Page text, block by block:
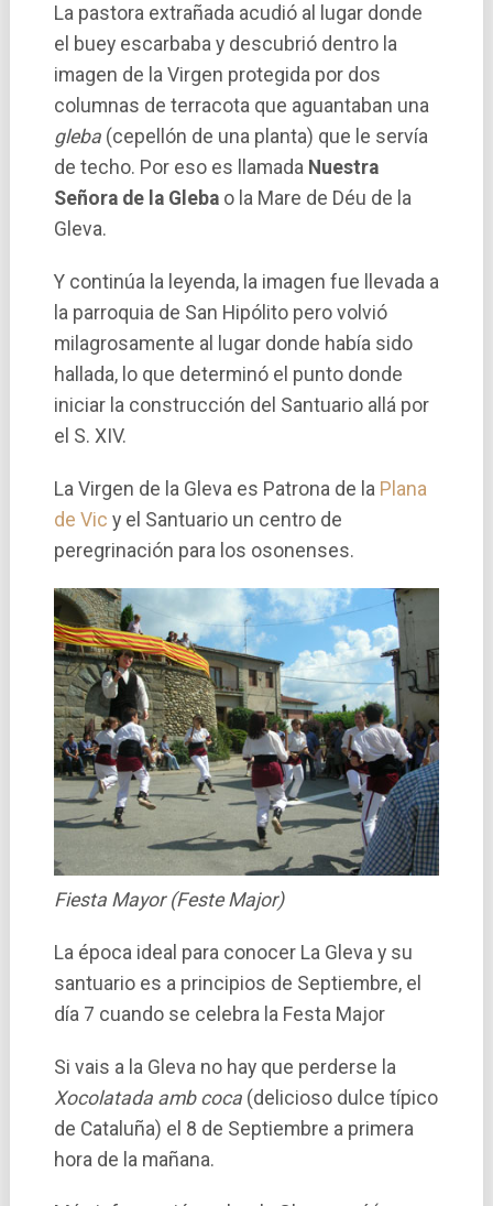
La pastora extrañada acudió al lugar donde
el buey escarbaba y descubrió dentro la
imagen de la Virgen protegida por dos
columnas de terracota que aguantaban una
gleba(cepellón de una planta) que le servía
de techo. Por eso es llamada Nuestra
Señora de la Glebao la Mare de Déu de la
Gleva.
Y continúa la leyenda, la imagen fue llevada a
la parroquia de San Hipólito pero volvió
milagrosamente al lugar donde había sido
hallada, lo que determinó el punto donde
iniciar la construcción del Santuario allá por
el S. XIV.
La Virgen de la Gleva es Patrona de la Plana
de Vic y el Santuario un centro de
peregrinación para los osonenses.
Fiesta Mayor (Feste Major)
La época ideal para conocer La Gleva y su
santuario es a principios de Septiembre, el
día 7 cuando se celebra la Festa Major
Si vais a la Gleva no hay que perderse la
Xocolatada amb coca(delicioso dulce tí­pico
de Cataluña) el 8 de Septiembre a primera
hora de la mañana.